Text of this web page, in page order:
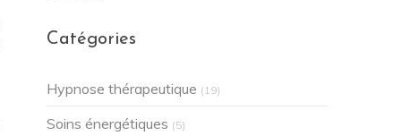
Catégories
Hypnose thérapeutique (19)
Soins énergétiques (5)